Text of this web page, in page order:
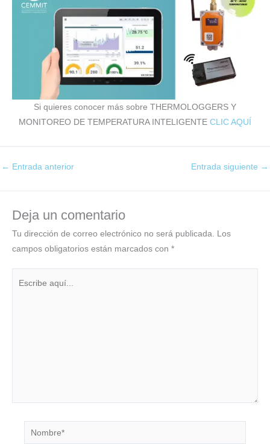
Si quieres conocer más sobre THERMOLOGGERS Y
MONITOREO DE TEMPERATURA INTELIGENTE CLIC AQUÍ
← Entrada anterior Entrada siguiente →
Deja un comentario
Tu dirección de correo electrónico no será publicada.
Los
campos obligatorios están marcados con *
Nombre*